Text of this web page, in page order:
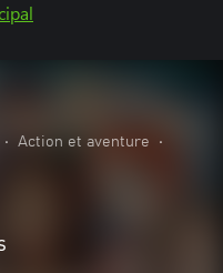
• Action et aventure
•